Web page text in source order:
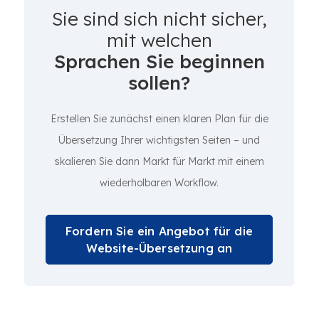
Sie sind sich nicht sicher,
mit welchen
Sprachen Sie beginnen
sollen?
Erstellen Sie zunächst einen klaren Plan für die
Übersetzung Ihrer wichtigsten Seiten – und
skalieren Sie dann Markt für Markt mit einem
wiederholbaren Workflow.
Fordern Sie ein Angebot für die
Website-Übersetzung an